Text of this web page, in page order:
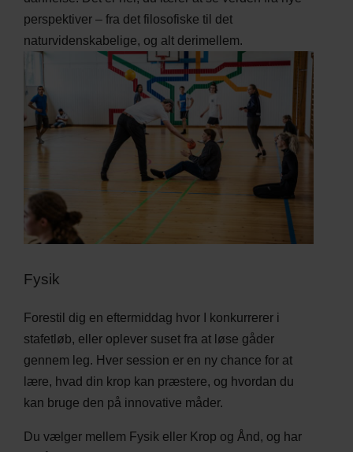
perspektiver – fra det filosofiske til det
naturvidenskabelige, og alt derimellem.
Fysik
Forestil dig en eftermiddag hvor I konkurrerer i
stafetløb, eller oplever suset fra at løse gåder
gennem leg. Hver session er en ny chance for at
lære, hvad din krop kan præstere, og hvordan du
kan bruge den på innovative måder.
Du vælger mellem Fysik eller Krop og Ånd, og har